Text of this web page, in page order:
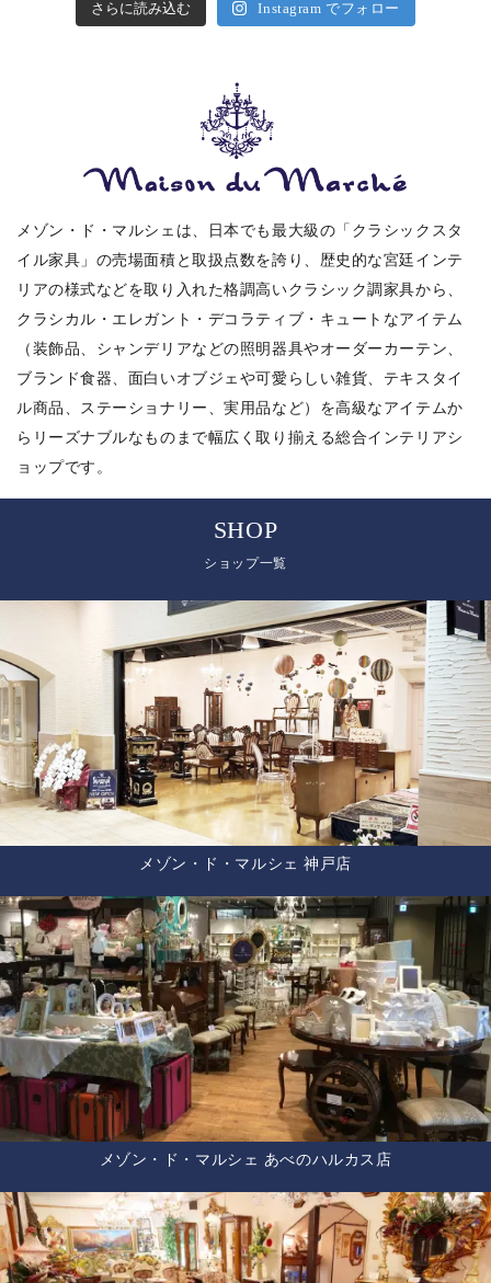
さらに読み込む Instagram でフォロー
メゾン・ド・マルシェは、日本でも最大級の「クラシックスタ
イル家具」の売場面積と取扱点数を誇り、歴史的な宮廷インテ
リアの様式などを取り入れた格調高いクラシック調家具から、
クラシカル・エレガント・デコラティブ・キュートなアイテム
（装飾品、シャンデリアなどの照明器具やオーダーカーテン、
ブランド食器、面白いオブジェや可愛らしい雑貨、テキスタイ
ル商品、ステーショナリー、実用品など）を高級なアイテムか
らリーズナブルなものまで幅広く取り揃える総合インテリアシ
ョップです。
SHOP
ショップ一覧
メゾン・ド・マルシェ 神戸店
メゾン・ド・マルシェ あべのハルカス店